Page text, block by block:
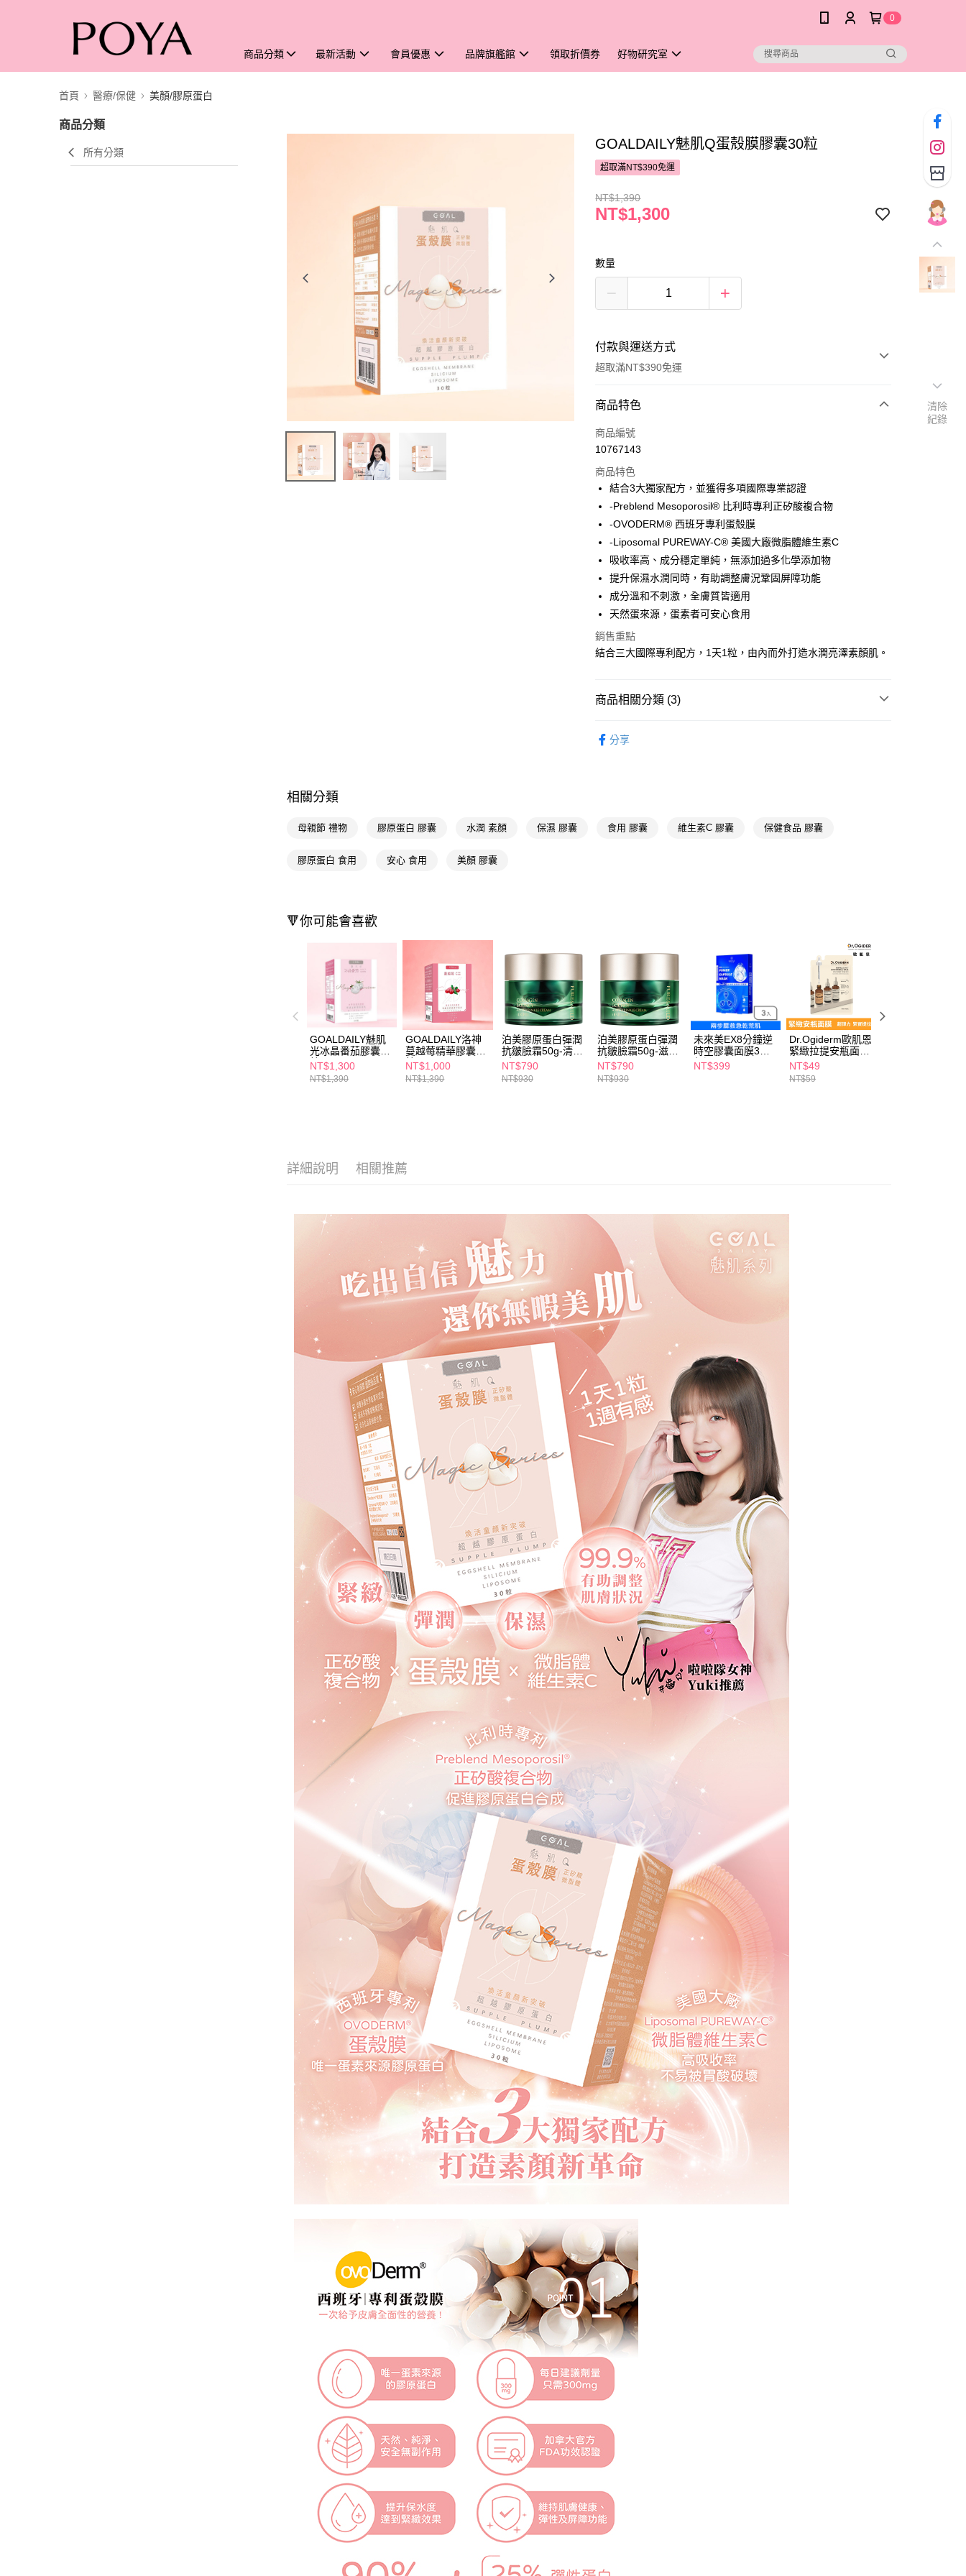
0
商品分類 最新活動 會員優惠 品牌旗艦館 領取折價券 好物研究室
首頁 醫療/保健 美顏/膠原蛋白
商品分類
所有分類
GOALDAILY魅肌Q蛋殼膜膠囊30粒
超取滿NT$390免運
NT$1,390
NT$1,300
數量
付款與運送方式
超取滿NT$390免運
付款方式
POYA支付
超商取貨付款
LINE Pay
Apple Pay
街口支付
悠遊付
Google Pay
AFTEE先享後付
相關說明
便利好安心！
３．安心：先確認商品／服務後，再付款。
／ATM／網路銀行／等多元方式進行付款，方視為交易完成。
１．透過由恩沛科技股份有限公司提供之「AFTEE先享後付」服務完成之
交易，需依本服務之必要範圍內提供個人資料，並將交易相關給付款項請
求債權轉讓予恩沛科技股份有限公司。
２．關於個人資料處理事宜，請瀏覽以下網址：
https://aftee.tw/terms/#terms3
３．未成年的使用者請事先徵得法定代理人或監護人之同意方可使用
「AFTEE先享後付」，若未經同意申辦者引起之損失，本公司不負相關責
任。
４．使用「AFTEE先享後付」時，將依據個別帳號之用戶狀況，依本公司
即時審查核予不同之上限額度；若仍有額度不足之情形，本公司將視審查
結果請求用戶進行身份認證。
運送方式
每筆NT$65，滿NT$390(含以上)免運費
每筆NT$65，滿NT$490(含以上)免運費
付款後7-11取貨
每筆NT$65，滿NT$490(含以上)免運費
宅配(本島)
每筆NT$100，滿NT$790(含以上)免運費
付款後寶雅門市自取(由倉庫統一出貨)
商品特色
商品編號
10767143
商品特色
結合3大獨家配方，並獲得多項國際專業認證
-Preblend Mesoporosil® 比利時專利正矽酸複合物
-OVODERM® 西班牙專利蛋殼膜
-Liposomal PUREWAY-C® 美國大廠微脂體維生素C
吸收率高、成分穩定單純，無添加過多化學添加物
提升保濕水潤同時，有助調整膚況鞏固屏障功能
成分溫和不刺激，全膚質皆適用
天然蛋來源，蛋素者可安心食用
銷售重點
結合三大國際專利配方，1天1粒，由內而外打造水潤亮澤素顏肌。
商品相關分類 (3)
分享
相關分類
母親節 禮物 膠原蛋白 膠囊 水潤 素顏 保濕 膠囊 食用 膠囊 維生素C 膠囊 保健食品 膠囊
膠原蛋白 食用 安心 食用 美顏 膠囊
🔻你可能會喜歡
GOALDAILY魅肌
光冰晶番茄膠囊30
粒
NT$1,300
NT$1,390
GOALDAILY洛神
蔓越莓精華膠囊30
粒
NT$1,000
NT$1,390
泊美膠原蛋白彈潤
抗皺臉霜50g-清爽
型
NT$790
NT$930
泊美膠原蛋白彈潤
抗皺臉霜50g-滋潤
型
NT$790
NT$930
未來美EX8分鐘逆
時空膠囊面膜3入-
保濕
NT$399
Dr.Ogiderm歐肌恩
緊緻拉提安瓶面膜
30ml
NT$49
NT$59
詳細說明 相關推薦
清除
紀錄